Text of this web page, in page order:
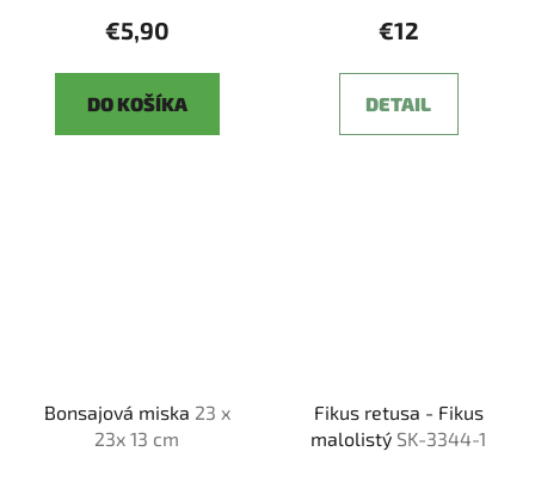
€5,90
DO KOŠÍKA
€12
DETAIL
Bonsajová miska 23 x
23x 13 cm
Fikus retusa - Fikus
malolistý SK-3344-1